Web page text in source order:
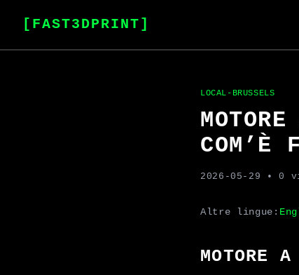
[FAST3DPRINT]
LOCAL-BRUSSELS
COM’È
2026-05-29 • 0
Altre lingue:
MOTORE A